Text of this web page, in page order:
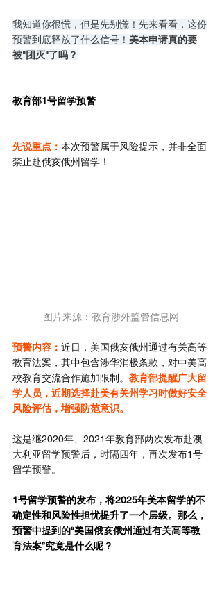
我知道你很慌，但是先别慌！先来看看，这份
预警到底释放了什么信号！ 美本申请真的要
被"团灭"了吗？
教育部1号留学预警
先说重点： 本次预警属于风险提示，并非全面
禁止赴俄亥俄州留学！
图片来源：教育涉外监管信息网
预警内容： 近日，美国俄亥俄州通过有关高等
教育法案，其中包含涉华消极条款，对中美高
校教育交流合作施加限制。 教育部提醒广大留
学人员，近期选择赴美有关州学习时做好安全
风险评估，增强防范意识。
这是继2020年、2021年教育部两次发布赴澳
大利亚留学预警后，时隔四年，再次发布1号
留学预警。
1号留学预警的发布，将2025年美本留学的不
确定性和风险性担忧提升了一个层级。那么，
预警中提到的“美国俄亥俄州通过有关高等教
育法案”究竟是什么呢？